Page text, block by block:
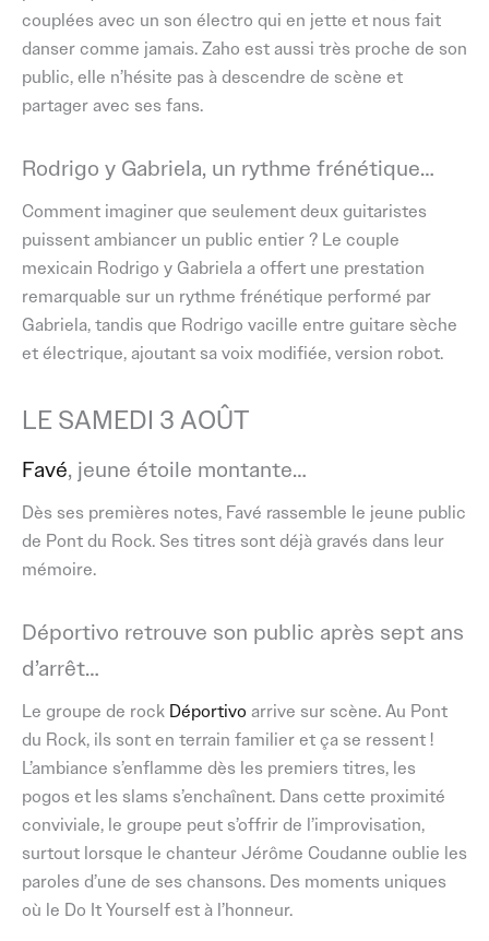
couplées avec un son électro qui en jette et nous fait
danser comme jamais. Zaho est aussi très proche de son
public, elle n’hésite pas à descendre de scène et
partager avec ses fans.
Rodrigo y Gabriela, un rythme frénétique…
Comment imaginer que seulement deux guitaristes
puissent ambiancer un public entier ? Le couple
mexicain Rodrigo y Gabriela a offert une prestation
remarquable sur un rythme frénétique performé par
Gabriela, tandis que Rodrigo vacille entre guitare sèche
et électrique, ajoutant sa voix modifiée, version robot.
LE SAMEDI 3 AOÛT
Favé, jeune étoile montante…
Dès ses premières notes, Favé rassemble le jeune public
de Pont du Rock. Ses titres sont déjà gravés dans leur
mémoire.
Déportivo retrouve son public après sept ans
d’arrêt…
Le groupe de rock Déportivo arrive sur scène. Au Pont
du Rock, ils sont en terrain familier et ça se ressent !
L’ambiance s’enflamme dès les premiers titres, les
pogos et les slams s’enchaînent. Dans cette proximité
conviviale, le groupe peut s’offrir de l’improvisation,
surtout lorsque le chanteur Jérôme Coudanne oublie les
paroles d’une de ses chansons. Des moments uniques
où le Do It Yourself est à l’honneur.